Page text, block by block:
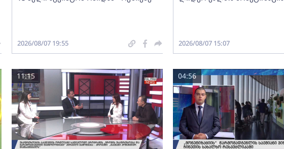
2026/08/07 19:55 2026/08/07 15:07
11:15 04:56